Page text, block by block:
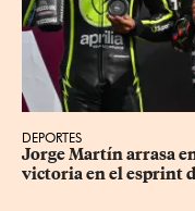
DEPORTES
Jorge Martín arrasa
victoria en el esprint